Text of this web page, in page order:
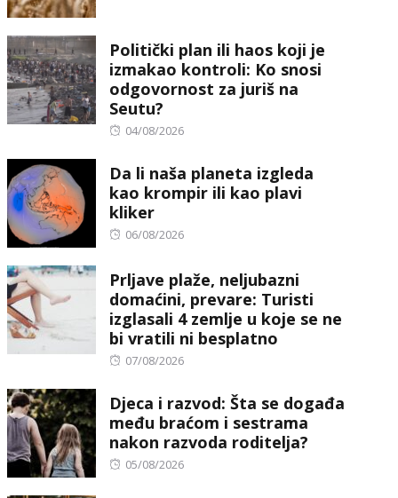
Politički plan ili haos koji je
izmakao kontroli: Ko snosi
odgovornost za juriš na
Seutu?
Posted
04/08/2026
Da li naša planeta izgleda
kao krompir ili kao plavi
kliker
Posted
06/08/2026
Prljave plaže, neljubazni
domaćini, prevare: Turisti
izglasali 4 zemlje u koje se ne
bi vratili ni besplatno
Posted
07/08/2026
Djeca i razvod: Šta se događa
među braćom i sestrama
nakon razvoda roditelja?
Posted
05/08/2026